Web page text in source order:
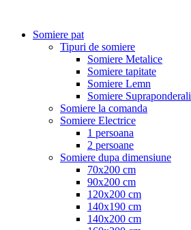
Somiere pat
Tipuri de somiere
Somiere Metalice
Somiere tapitate
Somiere Lemn
Somiere Supraponderali
Somiere la comanda
Somiere Electrice
1 persoana
2 persoane
Somiere dupa dimensiune
70x200 cm
90x200 cm
120x200 cm
140x190 cm
140x200 cm